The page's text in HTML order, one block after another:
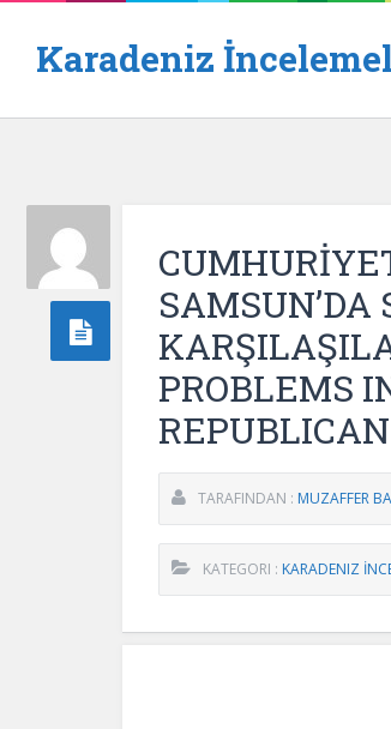
Karadeniz
PROBLEMS
TARAFINDAN : MUZAFFER
KATEGORI : KARADENIZ